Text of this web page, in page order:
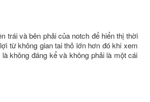
trái và bên phải của notch để hiển thị thời
từ không gian tai thỏ lớn hơn đó khi xem
không đáng kể và không phải là một cái